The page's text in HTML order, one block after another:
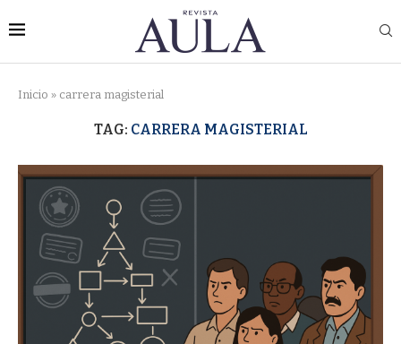
Inicio » carrera magisterial
TAG: CARRERA MAGISTERIAL